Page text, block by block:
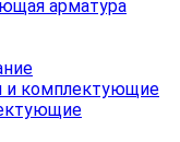
арматура
и комплектующие